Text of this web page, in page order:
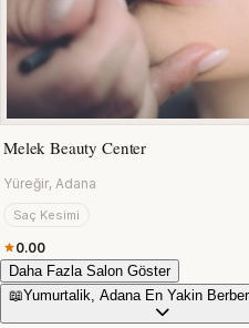
Melek Beauty Center
Yüreğir, Adana
Saç Kesimi
0.00
Daha Fazla Salon Göster
📖Yumurtalik, Adana En Yakin